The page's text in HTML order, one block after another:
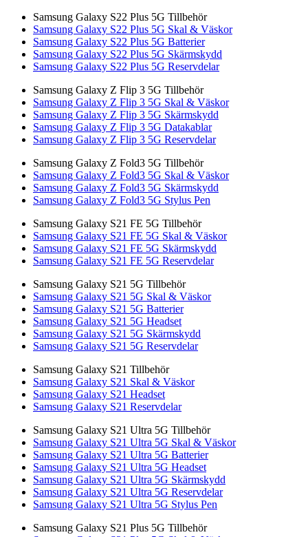
Samsung Galaxy S22 Plus 5G Tillbehör
Samsung Galaxy S22 Plus 5G Skal & Väskor
Samsung Galaxy S22 Plus 5G Batterier
Samsung Galaxy S22 Plus 5G Skärmskydd
Samsung Galaxy S22 Plus 5G Reservdelar
Samsung Galaxy Z Flip 3 5G Tillbehör
Samsung Galaxy Z Flip 3 5G Skal & Väskor
Samsung Galaxy Z Flip 3 5G Skärmskydd
Samsung Galaxy Z Flip 3 5G Datakablar
Samsung Galaxy Z Flip 3 5G Reservdelar
Samsung Galaxy Z Fold3 5G Tillbehör
Samsung Galaxy Z Fold3 5G Skal & Väskor
Samsung Galaxy Z Fold3 5G Skärmskydd
Samsung Galaxy Z Fold3 5G Stylus Pen
Samsung Galaxy S21 FE 5G Tillbehör
Samsung Galaxy S21 FE 5G Skal & Väskor
Samsung Galaxy S21 FE 5G Skärmskydd
Samsung Galaxy S21 FE 5G Reservdelar
Samsung Galaxy S21 5G Tillbehör
Samsung Galaxy S21 5G Skal & Väskor
Samsung Galaxy S21 5G Batterier
Samsung Galaxy S21 5G Headset
Samsung Galaxy S21 5G Skärmskydd
Samsung Galaxy S21 5G Reservdelar
Samsung Galaxy S21 Tillbehör
Samsung Galaxy S21 Skal & Väskor
Samsung Galaxy S21 Headset
Samsung Galaxy S21 Reservdelar
Samsung Galaxy S21 Ultra 5G Tillbehör
Samsung Galaxy S21 Ultra 5G Skal & Väskor
Samsung Galaxy S21 Ultra 5G Batterier
Samsung Galaxy S21 Ultra 5G Headset
Samsung Galaxy S21 Ultra 5G Skärmskydd
Samsung Galaxy S21 Ultra 5G Reservdelar
Samsung Galaxy S21 Ultra 5G Stylus Pen
Samsung Galaxy S21 Plus 5G Tillbehör